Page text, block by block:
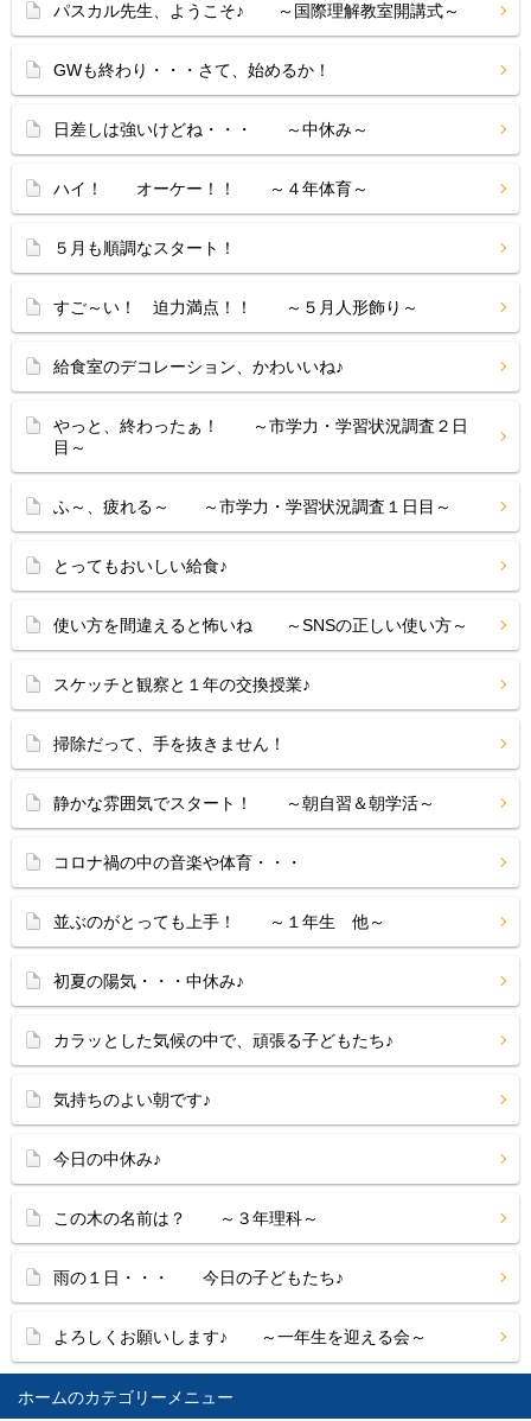
ホーム
パスカル先生、ようこそ♪ ～国際理解教室開講式～
GWも終わり・・・さて、始めるか！
日差しは強いけどね・・・ ～中休み～
ハイ！ オーケー！！ ～４年体育～
５月も順調なスタート！
すご～い！ 迫力満点！！ ～５月人形飾り～
給食室のデコレーション、かわいいね♪
やっと、終わったぁ！ ～市学力・学習状況調査２日
目～
ふ～、疲れる～ ～市学力・学習状況調査１日目～
とってもおいしい給食♪
使い方を間違えると怖いね ～SNSの正しい使い方～
スケッチと観察と１年の交換授業♪
掃除だって、手を抜きません！
静かな雰囲気でスタート！ ～朝自習＆朝学活～
コロナ禍の中の音楽や体育・・・
並ぶのがとっても上手！ ～１年生 他～
初夏の陽気・・・中休み♪
カラッとした気候の中で、頑張る子どもたち♪
気持ちのよい朝です♪
今日の中休み♪
この木の名前は？ ～３年理科～
雨の１日・・・ 今日の子どもたち♪
よろしくお願いします♪ ～一年生を迎える会～